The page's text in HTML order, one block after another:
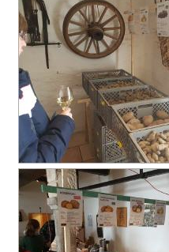
Disclaimer
Impressum